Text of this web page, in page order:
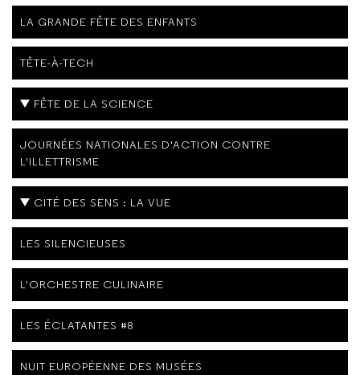
LA GRANDE FÊTE DES ENFANTS
TÊTE-À-TECH
FÊTE DE LA SCIENCE
JOURNÉES NATIONALES D'ACTION CONTRE
L'ILLETTRISME
CITÉ DES SENS : LA VUE
LES SILENCIEUSES
L'ORCHESTRE CULINAIRE
LES ÉCLATANTES #8
NUIT EUROPÉENNE DES MUSÉES